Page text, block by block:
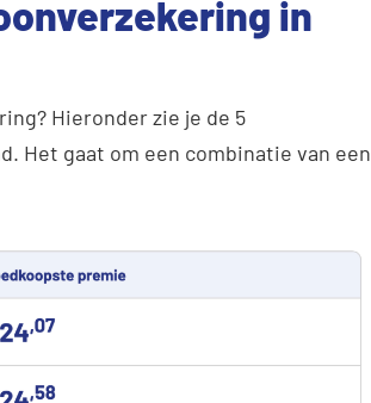
in
Hieronder zie je de 5
Het gaat om een combinatie van een